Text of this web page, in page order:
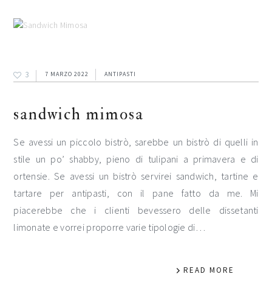
3 7 MARZO 2022 ANTIPASTI
sandwich mimosa
Se avessi un piccolo bistrò, sarebbe un bistrò di quelli in
stile un po’ shabby, pieno di tulipani a primavera e di
ortensie. Se avessi un bistrò servirei sandwich, tartine e
tartare per antipasti, con il pane fatto da me. Mi
piacerebbe che i clienti bevessero delle dissetanti
limonate e vorrei proporre varie tipologie di…
READ MORE